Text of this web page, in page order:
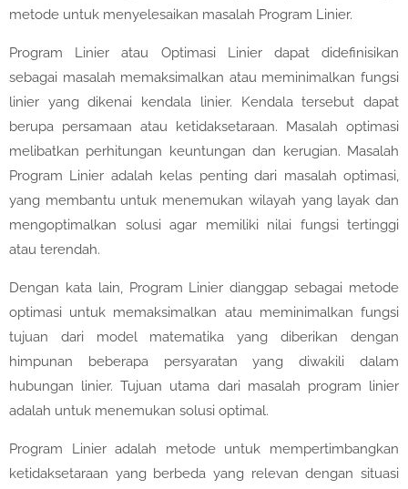
metode untuk menyelesaikan masalah Program Linier.
Program Linier atau Optimasi Linier dapat didefinisikan
sebagai masalah memaksimalkan atau meminimalkan fungsi
linier yang dikenai kendala linier. Kendala tersebut dapat
berupa persamaan atau ketidaksetaraan. Masalah optimasi
melibatkan perhitungan keuntungan dan kerugian. Masalah
Program Linier adalah kelas penting dari masalah optimasi,
yang membantu untuk menemukan wilayah yang layak dan
mengoptimalkan solusi agar memiliki nilai fungsi tertinggi
atau terendah.
Dengan kata lain, Program Linier dianggap sebagai metode
optimasi untuk memaksimalkan atau meminimalkan fungsi
tujuan dari model matematika yang diberikan dengan
himpunan beberapa persyaratan yang diwakili dalam
hubungan linier. Tujuan utama dari masalah program linier
adalah untuk menemukan solusi optimal.
Program Linier adalah metode untuk mempertimbangkan
ketidaksetaraan yang berbeda yang relevan dengan situasi